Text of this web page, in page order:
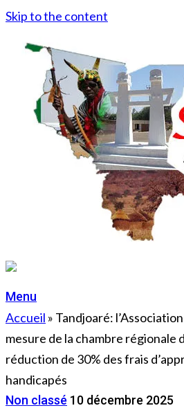
Skip to the content
Menu
Accueil » Tandjoaré:
mesure de la chambre régionale
réduction de 30% des frais
handicapés
Non classé 10 décembre 2025